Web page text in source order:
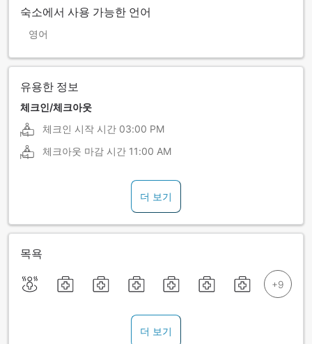
숙소에서 사용 가능한 언어
영어
유용한 정보
체크인/체크아웃
체크인 시작 시간 03:00 PM
체크아웃 마감 시간 11:00 AM
더 보기
목욕
더 보기